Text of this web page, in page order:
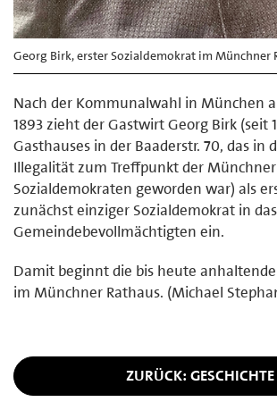
Georg Birk, erster Sozialdemokrat im Münchner
Nach der Kommunalwahl in München
1893 zieht der Gastwirt Georg Birk (seit
Gasthauses in der Baaderstr. 70, das in
Illegalität zum Treffpunkt der Münchner
Sozialdemokraten geworden war) als
zunächst einziger Sozialdemokrat in
Gemeindebevollmächtigten ein.
Damit beginnt die bis heute anhaltende
im Münchner Rathaus. (Michael
ZURÜCK: GESCHICHTE